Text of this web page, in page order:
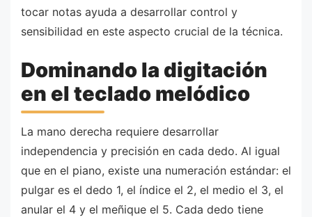
tocar notas ayuda a desarrollar control y
sensibilidad en este aspecto crucial de la técnica.
Dominando la digitación
en el teclado melódico
La mano derecha requiere desarrollar
independencia y precisión en cada dedo. Al igual
que en el piano, existe una numeración estándar: el
pulgar es el dedo 1, el índice el 2, el medio el 3, el
anular el 4 y el meñique el 5. Cada dedo tiene